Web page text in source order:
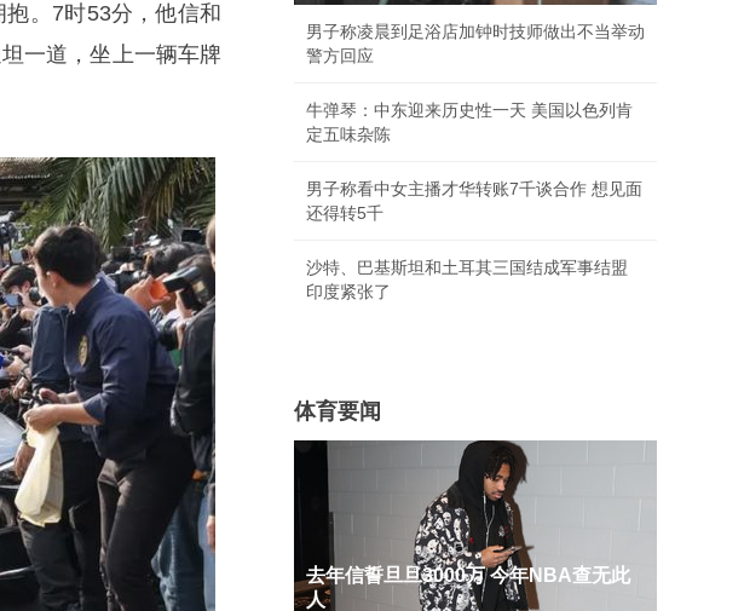
。7时53分，他信和
一道，坐上一辆车牌
男子称凌晨到足浴店加钟时技师做出不当举动
警方回应
牛弹琴：中东迎来历史性一天 美国以色列肯
定五味杂陈
男子称看中女主播才华转账7千谈合作 想见面
还得转5千
沙特、巴基斯坦和土耳其三国结成军事结盟
印度紧张了
体育要闻
去年信誓旦旦3000万 今年NBA查无此
人